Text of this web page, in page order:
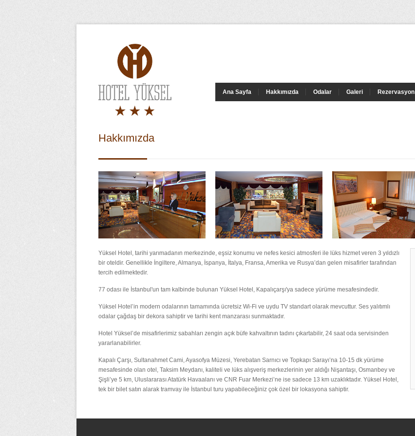
Ana Sayfa Hakkımızda Odalar Galeri Rezervasyon
Hakkımızda
Yüksel Hotel, tarihi yarımadanın merkezinde, eşsiz konumu ve nefes kesici atmosferi ile lüks hizmet veren 3 yıldızlı
bir oteldir. Genellikle İngiltere, Almanya, İspanya, İtalya, Fransa, Amerika ve Rusya’dan gelen misafirler tarafından
tercih edilmektedir.
77 odası ile İstanbul'un tam kalbinde bulunan Yüksel Hotel, Kapalıçarşı'ya sadece yürüme mesafesindedir.
Yüksel Hotel’in modern odalarının tamamında ücretsiz Wi-Fi ve uydu TV standart olarak mevcuttur. Ses yalıtımlı
odalar çağdaş bir dekora sahiptir ve tarihi kent manzarası sunmaktadır.
Hotel Yüksel’de misafirlerimiz sabahları zengin açık büfe kahvaltının tadını çıkartabilir, 24 saat oda servisinden
yararlanabilirler.
Kapalı Çarşı, Sultanahmet Cami, Ayasofya Müzesi, Yerebatan Sarnıcı ve Topkapı Sarayı’na 10-15 dk yürüme
mesafesinde olan otel, Taksim Meydanı, kaliteli ve lüks alışveriş merkezlerinin yer aldığı Nişantaşı, Osmanbey ve
Şişli’ye 5 km, Uluslararası Atatürk Havaalanı ve CNR Fuar Merkezi’ne ise sadece 13 km uzaklıktadır. Yüksel Hotel,
tek bir bilet satın alarak tramvay ile İstanbul turu yapabileceğiniz çok özel bir lokasyona sahiptir.